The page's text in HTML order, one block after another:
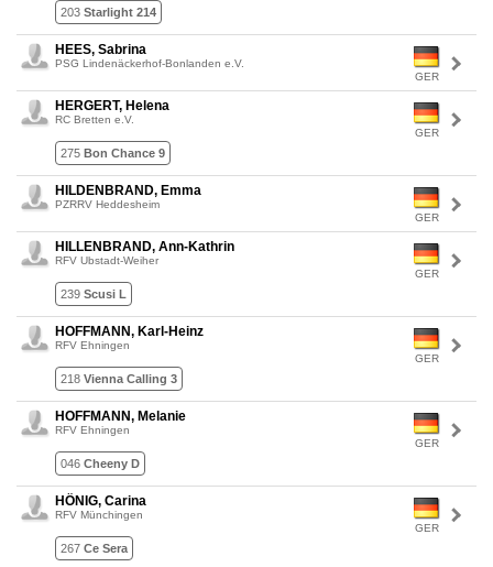
203 Starlight 214
GER
HEES, Sabrina
PSG Lindenäckerhof-Bonlanden e.V.
GER
HERGERT, Helena
RC Bretten e.V.
275 Bon Chance 9
GER
HILDENBRAND, Emma
PZRRV Heddesheim
GER
HILLENBRAND, Ann-Kathrin
RFV Ubstadt-Weiher
239 Scusi L
GER
HOFFMANN, Karl-Heinz
RFV Ehningen
218 Vienna Calling 3
GER
HOFFMANN, Melanie
RFV Ehningen
046 Cheeny D
GER
HÖNIG, Carina
RFV Münchingen
267 Ce Sera